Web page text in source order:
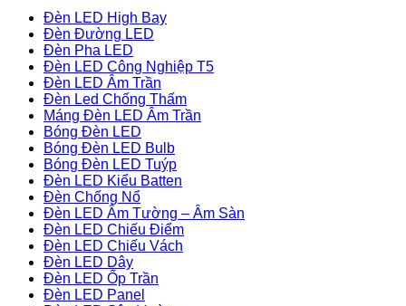
Đèn LED High Bay
Đèn Đường LED
Đèn Pha LED
Đèn LED Công Nghiệp T5
Đèn LED Âm Trần
Đèn Led Chống Thấm
Máng Đèn LED Âm Trần
Bóng Đèn LED
Bóng Đèn LED Bulb
Bóng Đèn LED Tuýp
Đèn LED Kiểu Batten
Đèn Chống Nổ
Đèn LED Âm Tường – Âm Sàn
Đèn LED Chiếu Điểm
Đèn LED Chiếu Vách
Đèn LED Dây
Đèn LED Ốp Trần
Đèn LED Panel